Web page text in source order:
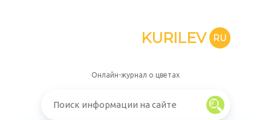
KURILEV RU
Онлайн-журнал о цветах